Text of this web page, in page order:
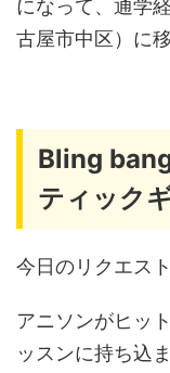
になって、通学
古屋市中区）に
Bling
ティック
今日のリクエス
アニソンがヒッ
ッスンに持ち込